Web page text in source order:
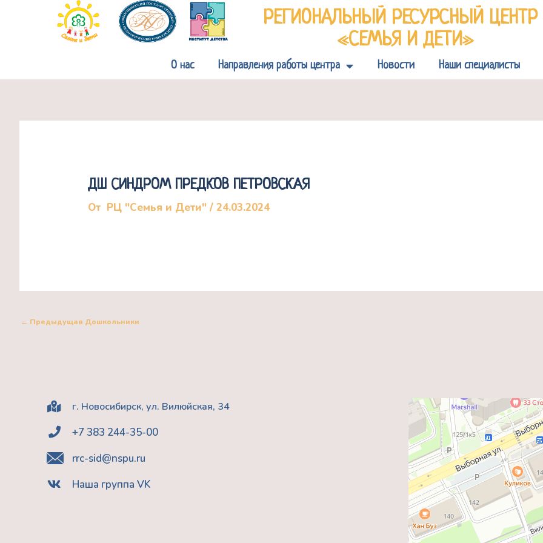
содержимому
РЕГИОНАЛЬНЫЙ РЕСУРСНЫЙ ЦЕНТР
«СЕМЬЯ И ДЕТИ»
О нас Направления работы центра Новости Наши специалисты
ДШ СИНДРОМ ПРЕДКОВ ПЕТРОВСКАЯ
От РЦ "Семья и Дети"/24.03.2024
← Предыдущая Дошкольники
г. Новосибирск, ул. Вилюйская, 34
+7 383 244-35-00
rrc-sid@nspu.ru
Наша группа VK